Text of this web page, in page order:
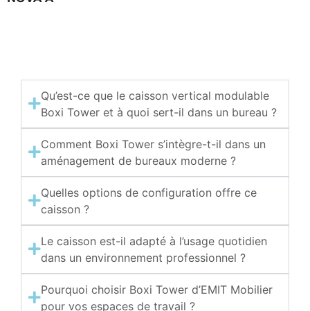
Qu’est-ce que le caisson vertical modulable
Boxi Tower et à quoi sert-il dans un bureau ?
Comment Boxi Tower s’intègre-t-il dans un
aménagement de bureaux moderne ?
Quelles options de configuration offre ce
caisson ?
Le caisson est-il adapté à l’usage quotidien
dans un environnement professionnel ?
Pourquoi choisir Boxi Tower d’EMIT Mobilier
pour vos espaces de travail ?